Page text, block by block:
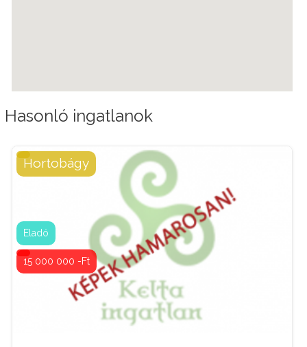
Hasonló ingatlanok
Hortobágy
15 000 000 -Ft
Eladó
Telek / termőföld
Kapcsolattartó:
Bordás István
06 70 884 49 44